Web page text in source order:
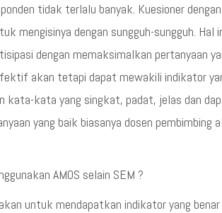
tidak terlalu banyak. Kuesioner
mengisinya dengan sungguh-sungguh. Hal
dengan memaksimalkan pertanyaan
akan tetapi dapat mewakili indikator
kata-kata yang singkat, padat, jelas dan
yang baik biasanya dosen pembimbing
AMOS selain SEM ?
untuk mendapatkan indikator yang